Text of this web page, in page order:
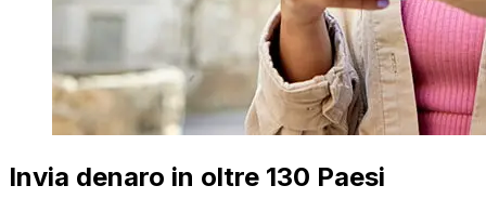
Invia denaro in oltre 130 Paesi